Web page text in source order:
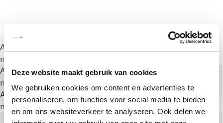
Deze website maakt gebruik van cookies
We gebruiken cookies om content en advertenties te
personaliseren, om functies voor social media te bieden
en om ons websiteverkeer te analyseren. Ook delen we
A rendering error occurred:
a.substring(...).replaceAll is
not a function
A rendering error occurred:a.substring(...).replaceAll is
not a function
A rendering error occurred:
a.substring(...).replaceAll is
not a function